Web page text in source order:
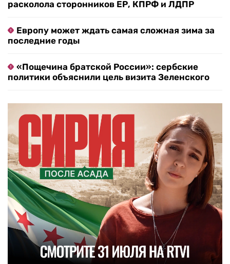
расколола сторонников ЕР, КПРФ и ЛДПР
Европу может ждать самая сложная зима за
последние годы
«Пощечина братской России»: сербские
политики объяснили цель визита Зеленского